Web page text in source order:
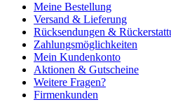
Meine Bestellung
Versand & Lieferung
Rücksendungen &
Zahlungsmöglichkeiten
Mein Kundenkonto
Aktionen & Gutscheine
Weitere Fragen?
Firmenkunden